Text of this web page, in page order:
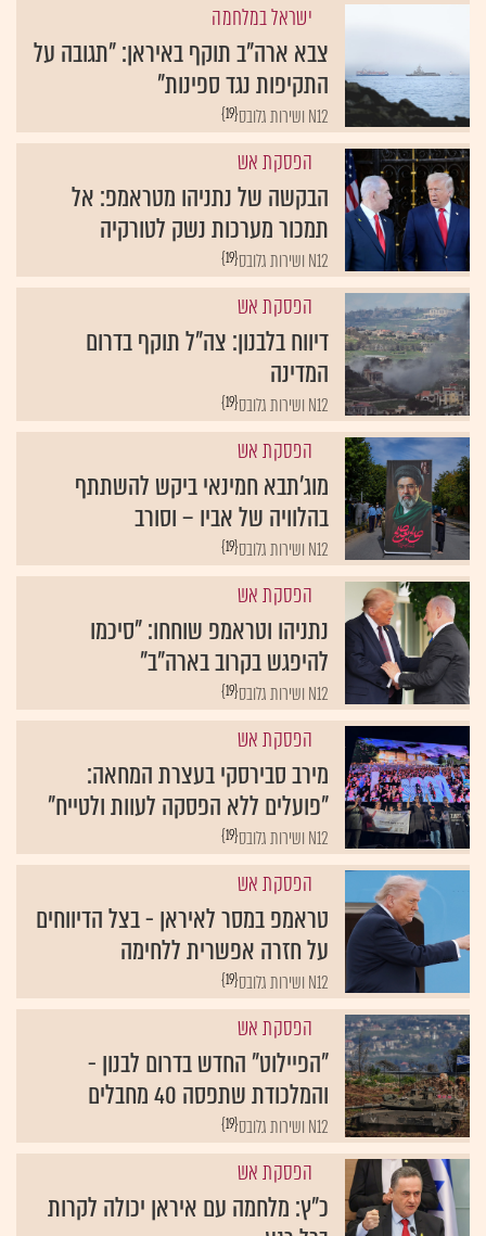
ישראל במלחמה
צבא ארה"ב תוקף באיראן: "תגובה על
התקיפות נגד ספינות"
{19} N12 ושירות גלובס
הפסקת אש
הבקשה של נתניהו מטראמפ: אל
תמכור מערכות נשק לטורקיה
{19} N12 ושירות גלובס
הפסקת אש
דיווח בלבנון: צה"ל תוקף בדרום
המדינה
{19} N12 ושירות גלובס
הפסקת אש
מוג'תבא חמינאי ביקש להשתתף
בהלוויה של אביו – וסורב
{19} N12 ושירות גלובס
הפסקת אש
נתניהו וטראמפ שוחחו: "סיכמו
להיפגש בקרוב בארה"ב"
{19} N12 ושירות גלובס
הפסקת אש
מירב סבירסקי בעצרת המחאה:
"פועלים ללא הפסקה לעוות ולטייח"
{19} N12 ושירות גלובס
הפסקת אש
טראמפ במסר לאיראן - בצל הדיווחים
על חזרה אפשרית ללחימה
{19} N12 ושירות גלובס
הפסקת אש
"הפיילוט" החדש בדרום לבנון -
והמלכודת שתפסה 40 מחבלים
{19} N12 ושירות גלובס
הפסקת אש
כ"ץ: מלחמה עם איראן יכולה לקרות